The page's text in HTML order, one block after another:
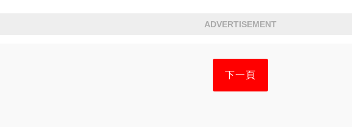
ADVERTISEMENT
下一頁